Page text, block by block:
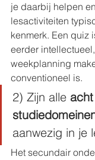
je daarbij helpen
lesactiviteiten
kenmerk. Een quiz
eerder
weekplanning
conventioneel is.
2) Zijn alle acht
aanwezig in je
Het secundair